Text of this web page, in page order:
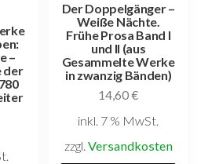
–
der
Der Doppelgänger –
Weiße Nächte.
Frühe Prosa Band I
und II (aus
Gesammelte Werke
in zwanzig Bänden)
14,60€
inkl. 7 % MwSt.
zzgl. Versandkosten